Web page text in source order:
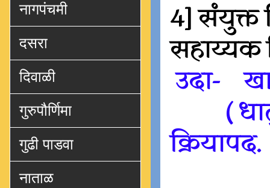
4] संयुक्त
सहाय्यक
उदा-
(
क्रियापद.
नागपंचमी
दसरा
दिवाळी
गुरुपौर्णिमा
गुढी पाडवा
नाताळ